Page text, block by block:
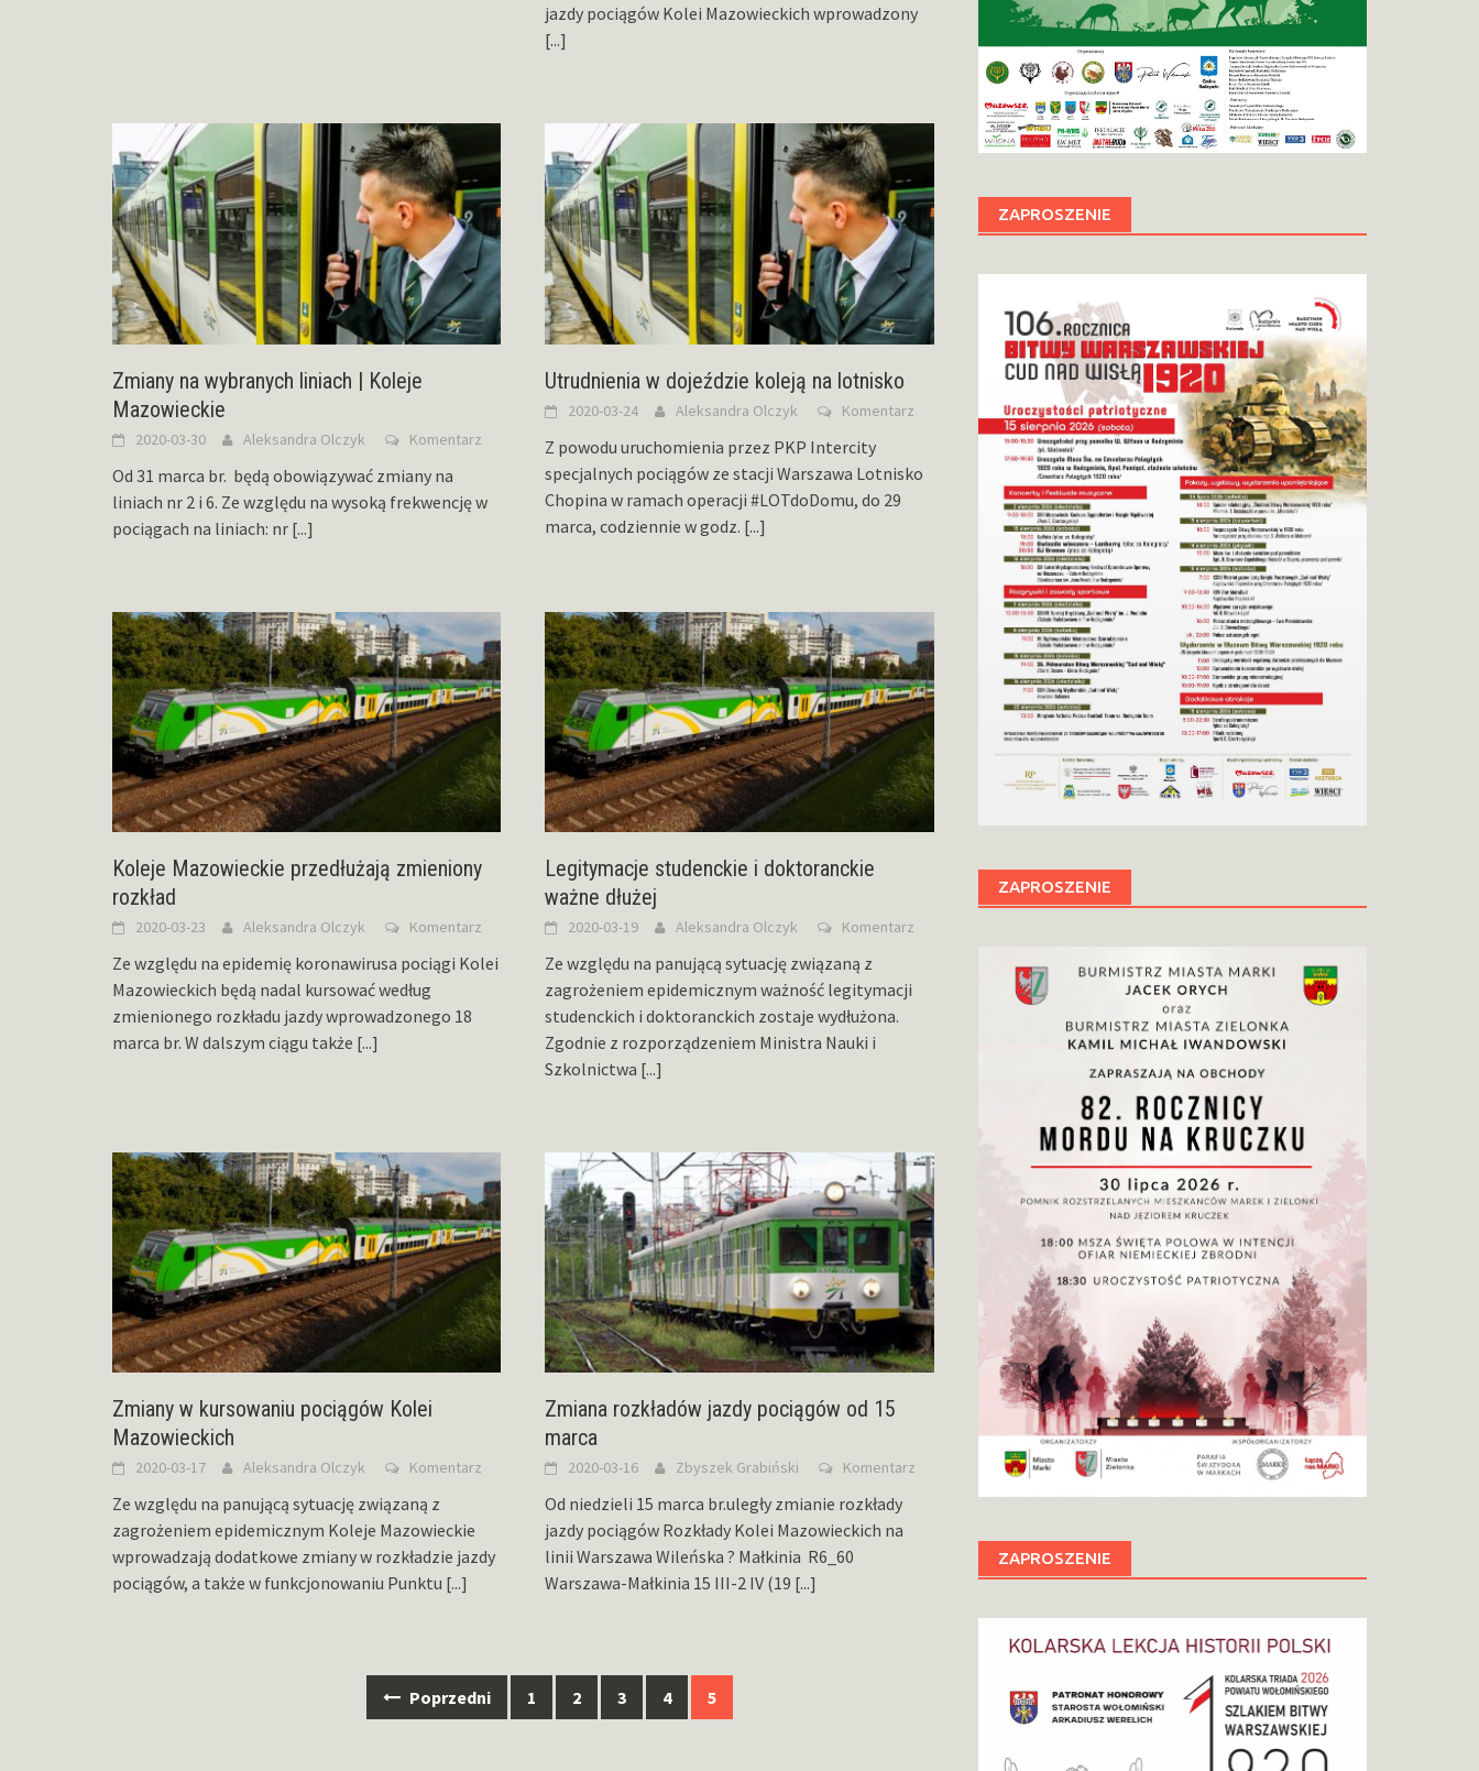
jazdy pociągów Kolei Mazowieckich wprowadzony
[...]
Zmiany na wybranych liniach | Koleje
Mazowieckie
2020-03-30 Aleksandra Olczyk Komentarz
Od 31 marca br. będą obowiązywać zmiany na
liniach nr 2 i 6. Ze względu na wysoką frekwencję w
pociągach na liniach: nr [...]
Utrudnienia w dojeździe koleją na lotnisko
2020-03-24 Aleksandra Olczyk Komentarz
Z powodu uruchomienia przez PKP Intercity
specjalnych pociągów ze stacji Warszawa Lotnisko
Chopina w ramach operacji #LOTdoDomu, do 29
marca, codziennie w godz. [...]
Koleje Mazowieckie przedłużają zmieniony
rozkład
2020-03-23 Aleksandra Olczyk Komentarz
Ze względu na epidemię koronawirusa pociągi Kolei
Mazowieckich będą nadal kursować według
zmienionego rozkładu jazdy wprowadzonego 18
marca br. W dalszym ciągu także [...]
Legitymacje studenckie i doktoranckie
ważne dłużej
2020-03-19 Aleksandra Olczyk Komentarz
Ze względu na panującą sytuację związaną z
zagrożeniem epidemicznym ważność legitymacji
studenckich i doktoranckich zostaje wydłużona.
Zgodnie z rozporządzeniem Ministra Nauki i
Szkolnictwa [...]
Zmiany w kursowaniu pociągów Kolei
Mazowieckich
2020-03-17 Aleksandra Olczyk Komentarz
Ze względu na panującą sytuację związaną z
zagrożeniem epidemicznym Koleje Mazowieckie
wprowadzają dodatkowe zmiany w rozkładzie jazdy
pociągów, a także w funkcjonowaniu Punktu [...]
Zmiana rozkładów jazdy pociągów od 15
marca
2020-03-16 Zbyszek Grabiński Komentarz
Od niedzieli 15 marca br.uległy zmianie rozkłady
jazdy pociągów Rozkłady Kolei Mazowieckich na
linii Warszawa Wileńska ? Małkinia R6_60
Warszawa-Małkinia 15 III-2 IV (19 [...]
Poprzedni 1 2 3 4 5
ZAPROSZENIE
ZAPROSZENIE
ZAPROSZENIE